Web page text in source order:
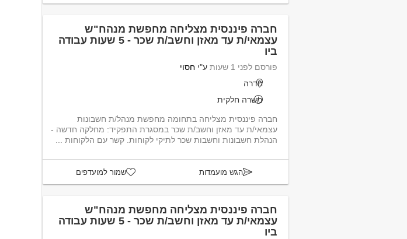
חברה פיננסית מצליחה מחפשת מנהח"ש
עצמאי/ת עד מאזן וחשב/ת שכר - 5 שעות עבודה
ביו
פורסם לפני 1 שעות ע"י חסוי
חדרה
משרה חלקית
חברה פיננסית מצליחה בתחומה מחפשת מנהל/ת חשבונות
עצמאי/ת עד מאזן וחשב/ת שכר במסגרת התפקיד: מחלקה חדשה -
הנהלת חשבונות וחשבות שכר לתיקי לקוחות. קשר עם הלקוחות ...
הגש מועמדות שמור למועדפים
חברה פיננסית מצליחה מחפשת מנהח"ש
עצמאי/ת עד מאזן וחשב/ת שכר - 5 שעות עבודה
ביו